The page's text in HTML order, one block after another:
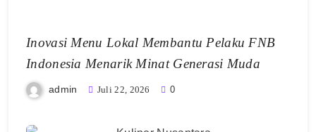
Inovasi Menu Lokal Membantu Pelaku FNB
Indonesia Menarik Minat Generasi Muda
admin Juli 22, 2026 0